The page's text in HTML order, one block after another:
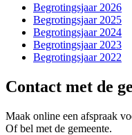
Begrotingsjaar 2026
Begrotingsjaar 2025
Begrotingsjaar 2024
Begrotingsjaar 2023
Begrotingsjaar 2022
Contact met de
Maak online een afspraak
Of bel met de gemeente.